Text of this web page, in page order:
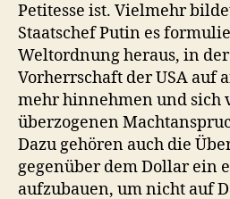
Petitesse ist. Vielmehr
Staatschef Putin es
Weltordnung heraus, in
Vorherrschaft der USA auf
mehr hinnehmen und sich
überzogenen
Dazu gehören auch die
gegenüber dem Dollar ein
aufzubauen, um nicht auf